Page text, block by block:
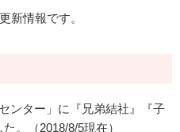
新情報です。
ンター」に『兄弟結社』『子
。（2018/8/5現在）